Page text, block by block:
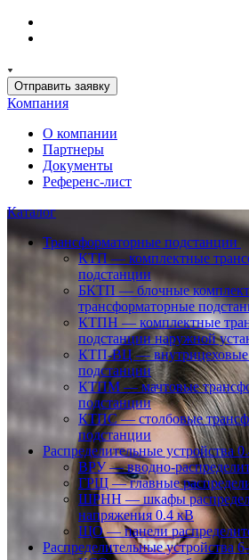
Отправить заявку
Компания
О компании
Партнеры
Документы
Референс-лист
Каталог
Трансформаторные подстанции
КТП — комплектные
подстанции
БКТП — блочные
трансформаторные
КТПН — комплектные
подстанции наружной
КТП-ВЦ — внутрицеховые
подстанции
КТПМ — мачтовые
подстанции
КТПС — столбовые
подстанции
Распределительные устройства
ВРУ — вводно-
ГРЩ — главные
ШРНН — шкафы
напряжения 0.4 кВ
ЩО — панели
Распределительные устройства